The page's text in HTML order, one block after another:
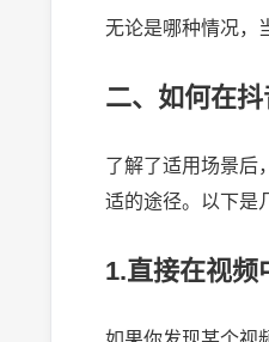
无论是哪种情况，
二、如何在抖
了解了适用场景后
适的途径。以下是
1.直接在视频